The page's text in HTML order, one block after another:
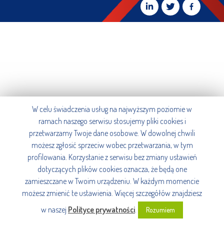
W celu świadczenia usług na najwyższym poziomie w
ramach naszego serwisu stosujemy pliki cookies i
przetwarzamy Twoje dane osobowe. W dowolnej chwili
możesz zgłosić sprzeciw wobec przetwarzania, w tym
profilowania. Korzystanie z serwisu bez zmiany ustawień
dotyczących plików cookies oznacza, że będą one
zamieszczane w Twoim urządzeniu. W każdym momencie
możesz zmienić te ustawienia. Więcej szczegółów znajdziesz
w naszej Polityce prywatności. Rozumiem